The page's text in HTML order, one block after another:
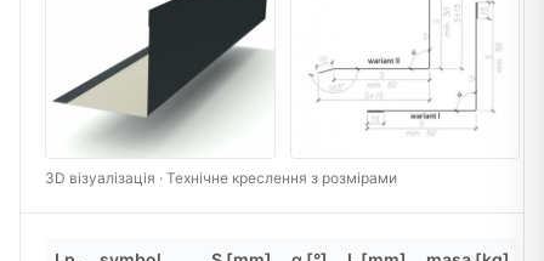
3D візуалізація · Технічне креслення з розмірами